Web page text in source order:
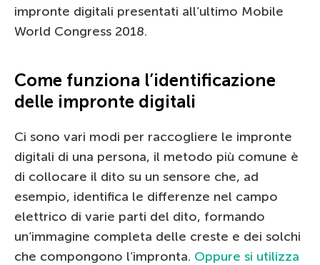
impronte digitali presentati all’ultimo Mobile
World Congress 2018.
Come funziona l’identificazione
delle impronte digitali
Ci sono vari modi per raccogliere le impronte
digitali di una persona, il metodo più comune è
di collocare il dito su un sensore che, ad
esempio, identifica le differenze nel campo
elettrico di varie parti del dito, formando
un’immagine completa delle creste e dei solchi
che compongono l’impronta. Oppure si utilizza